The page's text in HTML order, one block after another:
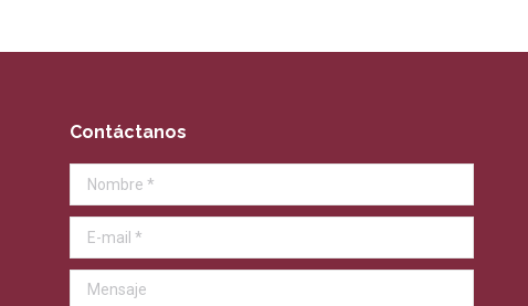
Contáctanos
Nombre *
E-mail *
Mensaje